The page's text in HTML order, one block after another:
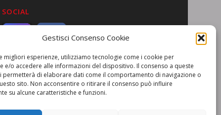
Gestisci Consenso Cookie
migliori esperienze, utilizziamo tecnologie come i cookie per
e/o accedere alle informazioni del dispositivo. Il consenso a queste
permetterà di elaborare dati come il comportamento di navigazione o
sito. Non acconsentire o ritirare il consenso può influire
su alcune caratteristiche e funzioni.
SOCIAL